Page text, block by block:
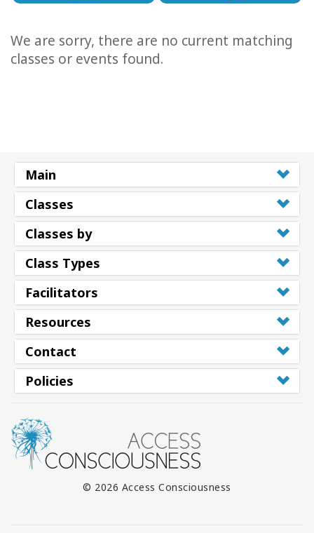
We are sorry, there are no current matching
classes or events found.
Main
Classes
Classes by
Class Types
Facilitators
Resources
Contact
Policies
© 2026 Access Consciousness